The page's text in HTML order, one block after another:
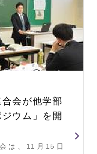
会が他学部
ウム」を開
は、11月15日